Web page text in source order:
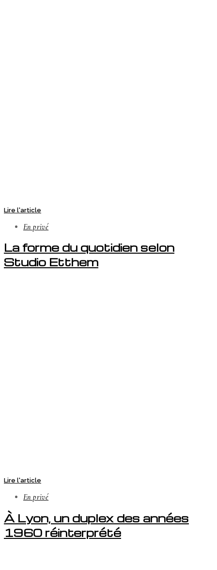
Lire l'article
En privé
La forme du quotidien selon
Studio Etthem
Lire l'article
En privé
À Lyon, un duplex des années
1960 réinterprété